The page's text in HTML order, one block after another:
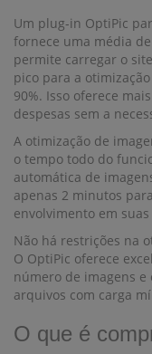
Um plug-in OptiPic
fornece uma média
permite carregar o
pico para a
90%. Isso oferece
despesas sem a
A otimização de
o tempo todo do
automática de
apenas 2 minutos
envolvimento em
Não há restrições na
O OptiPic oferece
número de imagens e
arquivos com carga
O que é